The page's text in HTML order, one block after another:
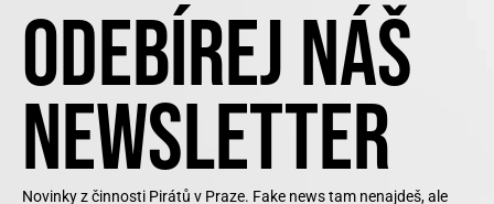
ODEBÍREJ NÁŠ
NEWSLETTER
Novinky z činnosti Pirátů v Praze. Fake news tam nenajdeš, ale